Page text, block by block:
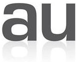
kategori
PALLADIUM